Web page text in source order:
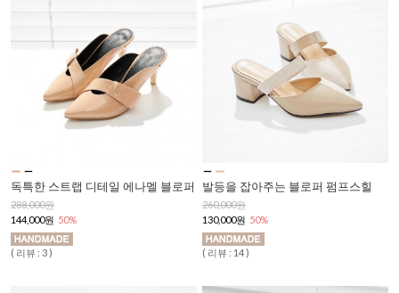
독특한 스트랩 디테일 에나멜 블로퍼
288,000원
144,000원 50%
( 리뷰 : 3 )
발등을 잡아주는 블로퍼 펌프스힐
260,000원
130,000원 50%
( 리뷰 : 14 )